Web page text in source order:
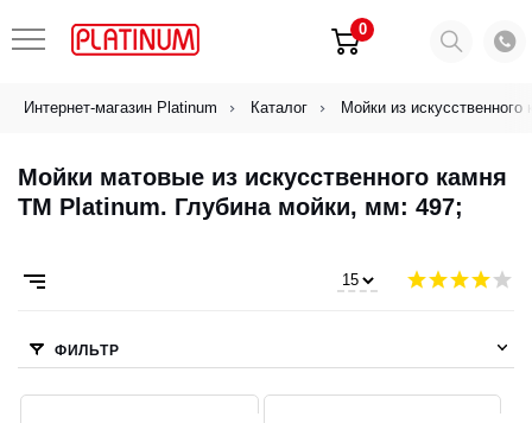
0
Интернет-магазин Platinum Каталог Мойки из искусственного
Мойки матовые из искусственного камня
ТМ Platinum. Глубина мойки, мм: 497;
ФИЛЬТР